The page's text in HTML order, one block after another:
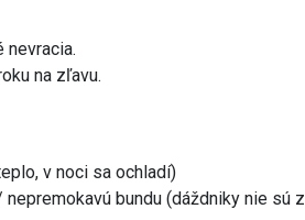
nevracia.
na zľavu.
v noci sa ochladí)
bundu (dáždniky nie sú z